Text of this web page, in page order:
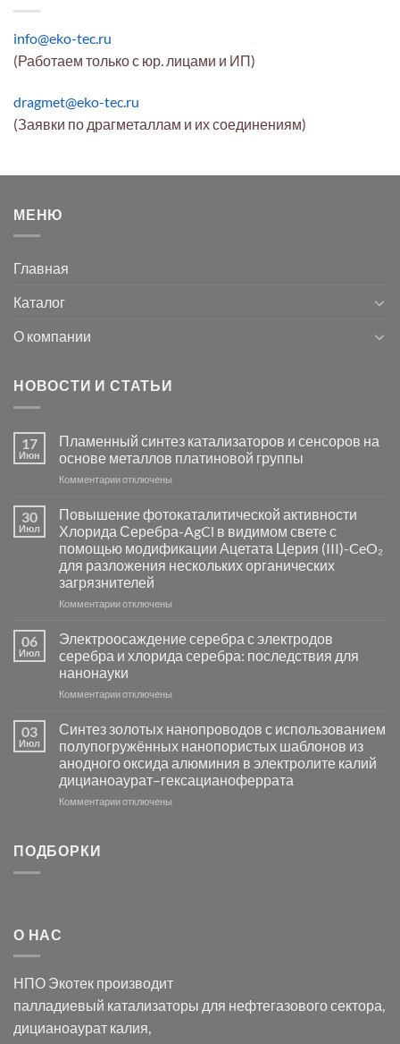
info@eko-tec.ru
(Работаем только с юр. лицами и ИП)
dragmet@eko-tec.ru
(Заявки по драгметаллам и их соединениям)
МЕНЮ
Главная
Каталог
О компании
НОВОСТИ И СТАТЬИ
17
Июн
Пламенный синтез катализаторов и сенсоров на
основе металлов платиновой группы
Комментариик
Пламенный
синтез
катализаторов
и
сенсоров
на
основе
группы
отключены
30
Июл
Повышение фотокаталитической активности
Хлорида Серебра-AgCl в видимом свете с
помощью модификации Ацетата Церия (III)-CeO₂
для разложения нескольких органических
загрязнителей
Комментариик
фотокаталитической
активности
Хлорида
Серебра-
в
видимом
свете
с
помощью
модификации
отключены
06
Июл
Электроосаждение серебра с электродов
серебра и хлорида серебра: последствия для
нанонауки
Комментариик
серебра
с
электродов
серебра
и
отключены
03
Июл
Синтез золотых нанопроводов с использованием
полупогружённых нанопористых шаблонов из
анодного оксида алюминия в электролите калий
дицианоаурат–гексацианоферрата
Комментариик
оксида
в
электролите
отключены
ПОДБОРКИ
О НАС
НПО Экотек производит
палладиевый катализаторы для нефтегазового сектора,
дицианоаурат калия,